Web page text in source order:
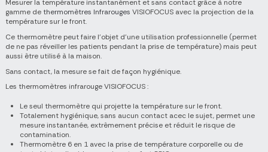
Mesurer la température instantanément et sans contact grâce à notre
gamme de thermomètres Infrarouges VISIOFOCUS avec la projection de la
température sur le front.
Ce thermomètre peut faire l'objet d'une utilisation professionnelle (permet
de ne pas réveiller les patients pendant la prise de température) mais peut
aussi être utilisé à la maison.
Sans contact, la mesure se fait de façon hygiénique.
Les thermomètres infrarouge VISIOFOCUS :
Le seul thermomètre qui projette la température sur le front.
Totalement hygiénique, sans aucun contact acec le sujet, permet une
mesure instantanée, extrêmement précise et réduit le risque de
contamination.
Thermomètre 6 en 1 avec la prise de température corporelle ou de